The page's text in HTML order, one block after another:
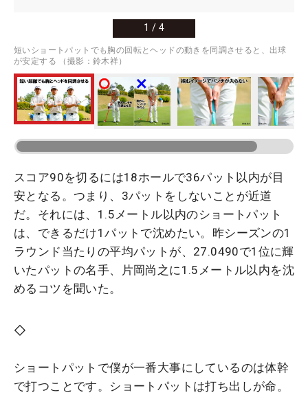
1 / 4
短いショートパットでも胸の回転とヘッドの動きを同調させると、出球
が安定する （撮影：鈴木祥）
スコア90を切るには18ホールで36パット以内が目
安となる。つまり、3パットをしないことが近道
だ。それには、1.5メートル以内のショートパット
は、できるだけ1パットで沈めたい。昨シーズンの1
ラウンド当たりの平均パットが、27.0490で1位に輝
いたパットの名手、片岡尚之に1.5メートル以内を沈
めるコツを聞いた。
◇
ショートパットで僕が一番大事にしているのは体幹
で打つことです。ショートパットは打ち出しが命。